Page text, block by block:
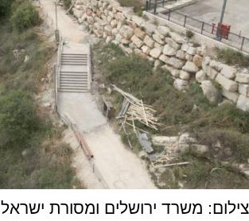
צילום: משרד ירושלים ומסורת ישראל